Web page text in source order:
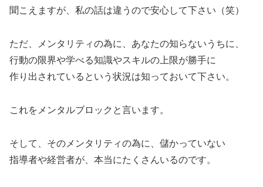
聞こえますが、私の話は違うので安心して下さい（笑）
ただ、メンタリティの為に、あなたの知らないうちに、
行動の限界や学べる知識やスキルの上限が勝手に
作り出されているという状況は知っておいて下さい。
これをメンタルブロックと言います。
そして、そのメンタリティの為に、儲かっていない
指導者や経営者が、本当にたくさんいるのです。